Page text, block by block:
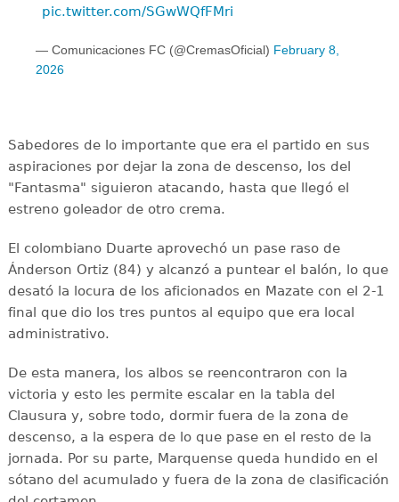
pic.twitter.com/SGwWQfFMri
— Comunicaciones FC (@CremasOficial) February 8,
2026
Sabedores de lo importante que era el partido en sus
aspiraciones por dejar la zona de descenso, los del
"Fantasma" siguieron atacando, hasta que llegó el
estreno goleador de otro crema.
El colombiano Duarte aprovechó un pase raso de
Ánderson Ortiz (84) y alcanzó a puntear el balón, lo que
desató la locura de los aficionados en Mazate con el 2-1
final que dio los tres puntos al equipo que era local
administrativo.
De esta manera, los albos se reencontraron con la
victoria y esto les permite escalar en la tabla del
Clausura y, sobre todo, dormir fuera de la zona de
descenso, a la espera de lo que pase en el resto de la
jornada. Por su parte, Marquense queda hundido en el
sótano del acumulado y fuera de la zona de clasificación